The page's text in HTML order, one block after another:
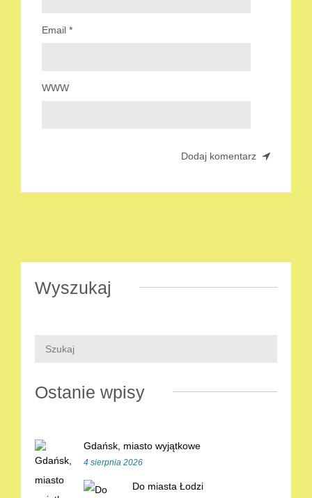
Email *
WWW
Wyszukaj
Ostanie wpisy
Gdańsk, miasto wyjątkowe
4 sierpnia 2026
Do miasta Łodzi